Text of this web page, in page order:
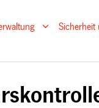
Sicherheit